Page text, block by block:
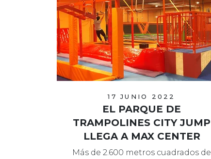
17 JUNIO 2022
EL PARQUE DE
TRAMPOLINES CITY JUMP
LLEGA A MAX CENTER
Más de 2.600 metros cuadrados de